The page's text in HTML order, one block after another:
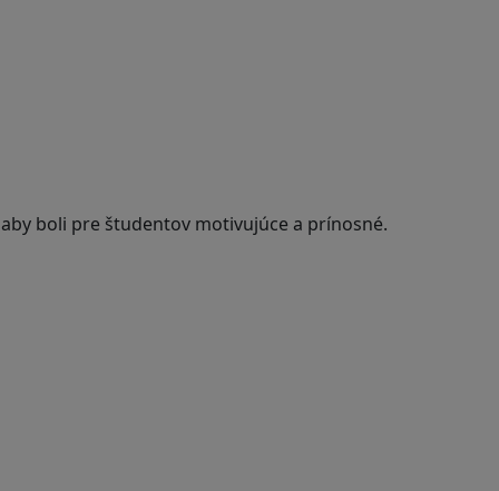
boli pre študentov motivujúce a prínosné.